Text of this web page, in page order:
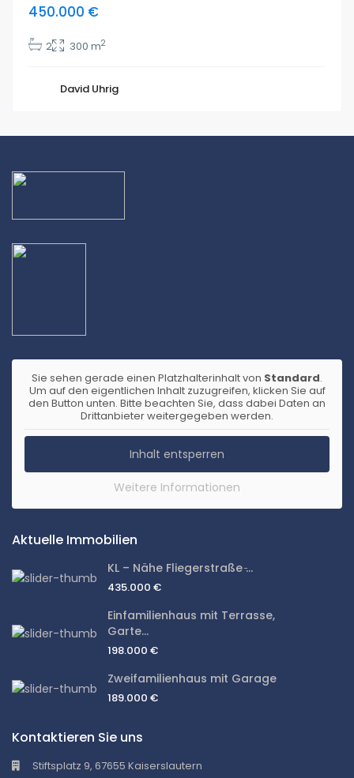
450.000 €
2 300 m2
David Uhrig
Sie sehen gerade einen Platzhalterinhalt von Standard.
Um auf den eigentlichen Inhalt zuzugreifen, klicken Sie auf
den Button unten. Bitte beachten Sie, dass dabei Daten an
Drittanbieter weitergegeben werden.
Inhalt entsperren
Weitere Informationen
Aktuelle Immobilien
KL – Nähe Fliegerstraße ̵...
435.000 €
Einfamilienhaus mit Terrasse,
Garte...
198.000 €
Zweifamilienhaus mit Garage
189.000 €
Kontaktieren Sie uns
Stiftsplatz 9, 67655 Kaiserslautern